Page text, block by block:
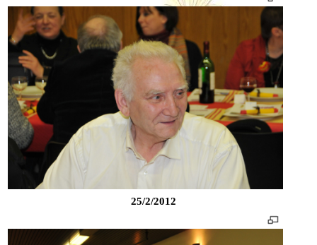
25/2/2012